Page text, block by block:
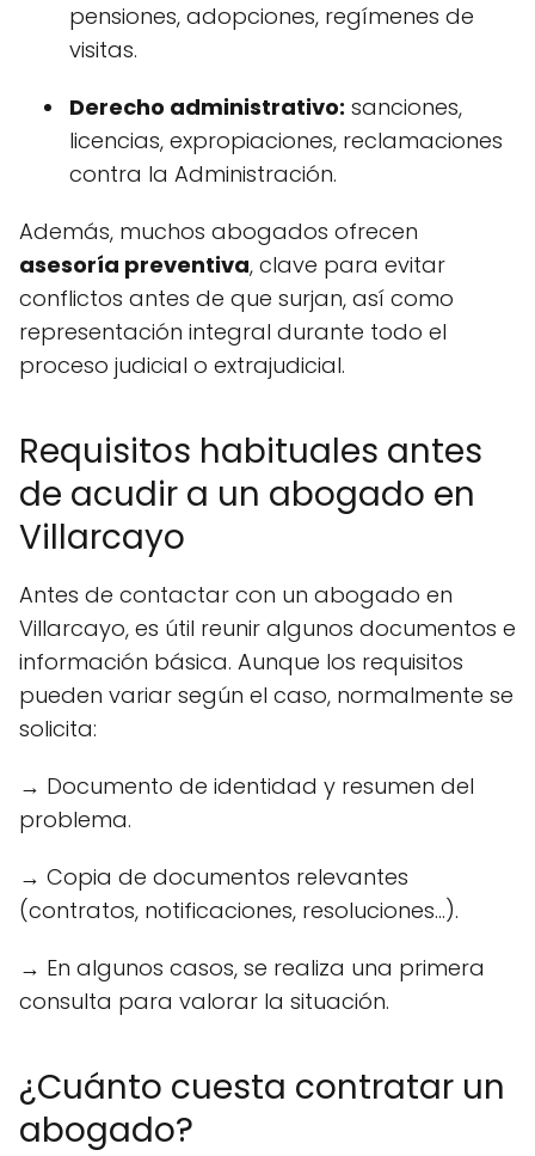
pensiones, adopciones, regímenes de
visitas.
Derecho administrativo: sanciones,
licencias, expropiaciones, reclamaciones
contra la Administración.
Además, muchos abogados ofrecen
asesoría preventiva, clave para evitar
conflictos antes de que surjan, así como
representación integral durante todo el
proceso judicial o extrajudicial.
Requisitos habituales antes
de acudir a un abogado en
Villarcayo
Antes de contactar con un abogado en
Villarcayo, es útil reunir algunos documentos e
información básica. Aunque los requisitos
pueden variar según el caso, normalmente se
solicita:
→ Documento de identidad y resumen del
problema.
→ Copia de documentos relevantes
(contratos, notificaciones, resoluciones...).
→ En algunos casos, se realiza una primera
consulta para valorar la situación.
¿Cuánto cuesta contratar un
abogado?